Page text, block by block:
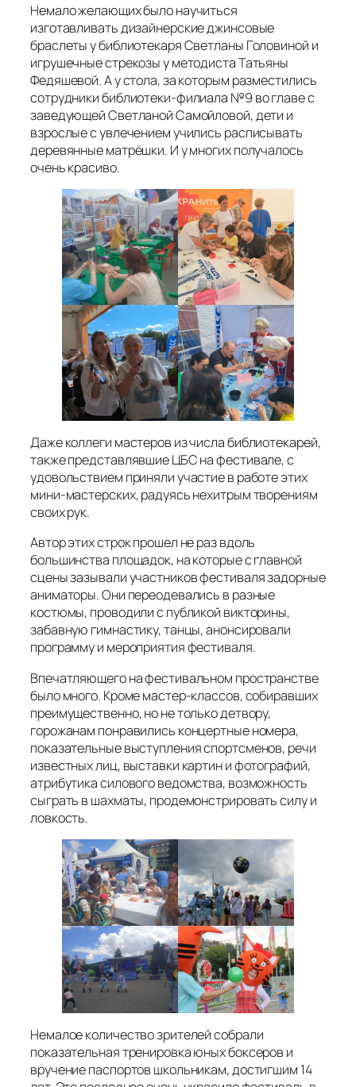
Немало желающих было научиться
изготавливать дизайнерские джинсовые
браслеты у библиотекаря Светланы Головиной и
игрушечные стрекозы у методиста Татьяны
Федяшевой. А у стола, за которым разместились
сотрудники библиотеки-филиала №9 во главе с
заведующей Светланой Самойловой, дети и
взрослые с увлечением учились расписывать
деревянные матрёшки. И у многих получалось
очень красиво.
Даже коллеги мастеров из числа библиотекарей,
также представлявшие ЦБС на фестивале, с
удовольствием приняли участие в работе этих
мини-мастерских, радуясь нехитрым творениям
своих рук.
Автор этих строк прошел не раз вдоль
большинства площадок, на которые с главной
сцены зазывали участников фестиваля задорные
аниматоры. Они переодевались в разные
костюмы, проводили с публикой викторины,
забавную гимнастику, танцы, анонсировали
программу и мероприятия фестиваля.
Впечатляющего на фестивальном пространстве
было много. Кроме мастер-классов, собиравших
преимущественно, но не только детвору,
горожанам понравились концертные номера,
показательные выступления спортсменов, речи
известных лиц, выставки картин и фотографий,
атрибутика силового ведомства, возможность
сыграть в шахматы, продемонстрировать силу и
ловкость.
Немалое количество зрителей собрали
показательная тренировка юных боксеров и
вручение паспортов школьникам, достигшим 14